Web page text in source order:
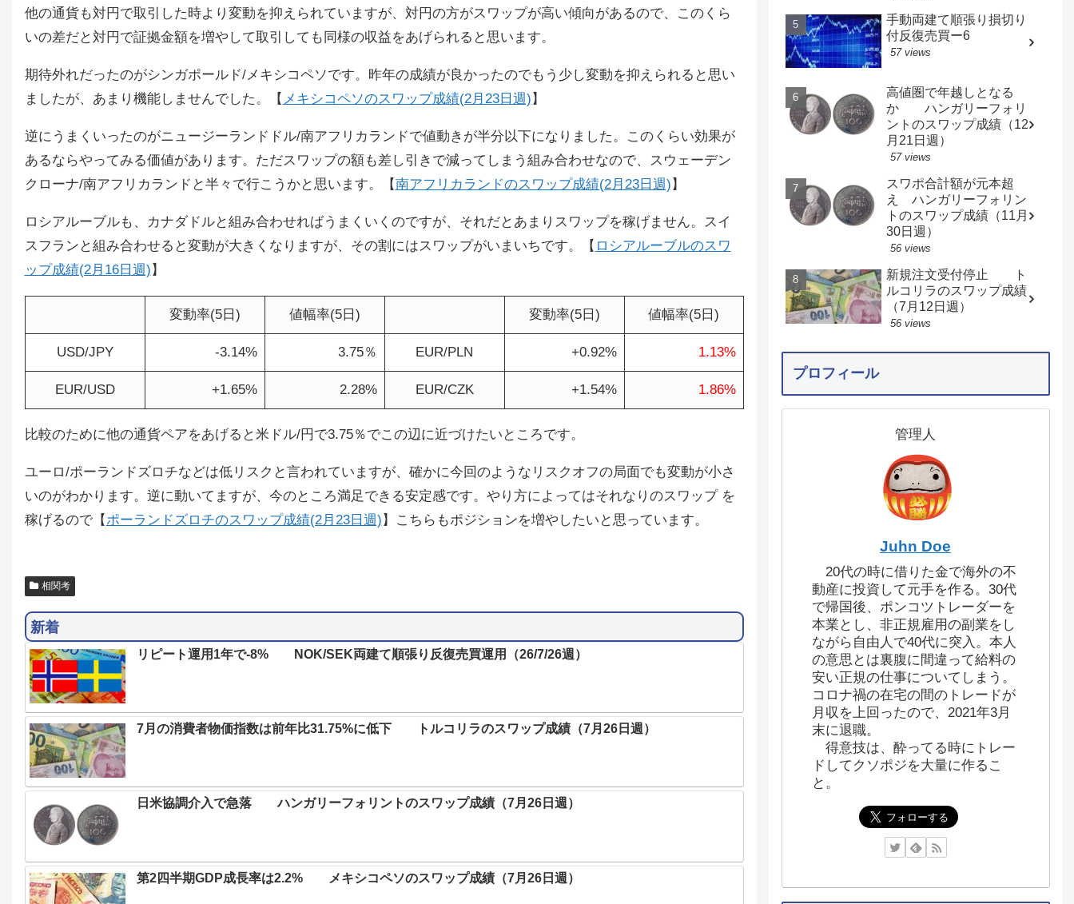
他の通貨も対円で取引した時より変動を抑えられていますが、対円の方がスワップが高い傾向があるので、このくら
いの差だと対円で証拠金額を増やして取引しても同様の収益をあげられると思います。
期待外れだったのがシンガポールド/メキシコペソです。昨年の成績が良かったのでもう少し変動を抑えられると思い
ましたが、あまり機能しませんでした。【 メキシコペソのスワップ成績(2月23日週) 】
逆にうまくいったのがニュージーランドドル/南アフリカランドで値動きが半分以下になりました。このくらい効果が
あるならやってみる価値があります。ただスワップの額も差し引きで減ってしまう組み合わせなので、スウェーデン
クローナ/南アフリカランドと半々で行こうかと思います。【南アフリカランドのスワップ成績(2月23日週) 】
ロシアルーブルも、カナダドルと組み合わせればうまくいくのですが、それだとあまりスワップを稼げません。スイ
スフランと組み合わせると変動が大きくなりますが、その割にはスワップがいまいちです。【 ロシアルーブルのスワ
ップ成績(2月16日週) 】
変動率(5日) 値幅率(5日) 変動率(5日) 値幅率(5日)
USD/JPY -3.14% 3.75％ EUR/PLN +0.92% 1.13%
EUR/USD +1.65% 2.28% EUR/CZK +1.54% 1.86%
比較のために他の通貨ペアをあげると米ドル/円で3.75％でこの辺に近づけたいところです。
ユーロ/ポーランドズロチなどは低リスクと言われていますが、確かに今回のようなリスクオフの局面でも変動が小さ
いのがわかります。逆に動いてますが、今のところ満足できる安定感です。やり方によってはそれなりのスワップ を
稼げるので【 ポーランドズロチのスワップ成績(2月23日週) 】こちらもポジションを増やしたいと思っています。
相関考
新着
リピート運用1年で-8% NOK/SEK両建て順張り反復売買運用（26/7/26週）
7月の消費者物価指数は前年比31.75%に低下 トルコリラのスワップ成績（7月26日週）
日米協調介入で急落 ハンガリーフォリントのスワップ成績（7月26日週）
第2四半期GDP成長率は2.2% メキシコペソのスワップ成績（7月26日週）
手動両建て順張り損切り
付反復売買ー6
57 views
高値圏で年越しとなる
か ハンガリーフォリ
ントのスワップ成績（12
月21日週）
57 views
スワポ合計額が元本超
え ハンガリーフォリン
トのスワップ成績（11月
30日週）
56 views
新規注文受付停止 ト
ルコリラのスワップ成績
（7月12日週）
56 views
プロフィール
管理人
Juhn Doe
20代の時に借りた金で海外の不
動産に投資して元手を作る。30代
で帰国後、ポンコツトレーダーを
本業とし、非正規雇用の副業をし
ながら自由人で40代に突入。本人
の意思とは裏腹に間違って給料の
安い正規の仕事についてしまう。
コロナ禍の在宅の間のトレードが
月収を上回ったので、2021年3月
末に退職。
得意技は、酔ってる時にトレー
ドしてクソポジを大量に作るこ
と。